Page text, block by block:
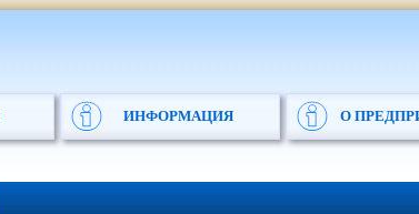
ИНФОРМАЦИЯ О